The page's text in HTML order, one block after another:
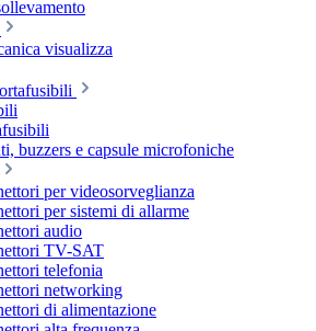
visualizza
buzzers e capsule microfoniche
per videosorveglianza
per sistemi di allarme
audio
TV-SAT
telefonia
networking
di alimentazione